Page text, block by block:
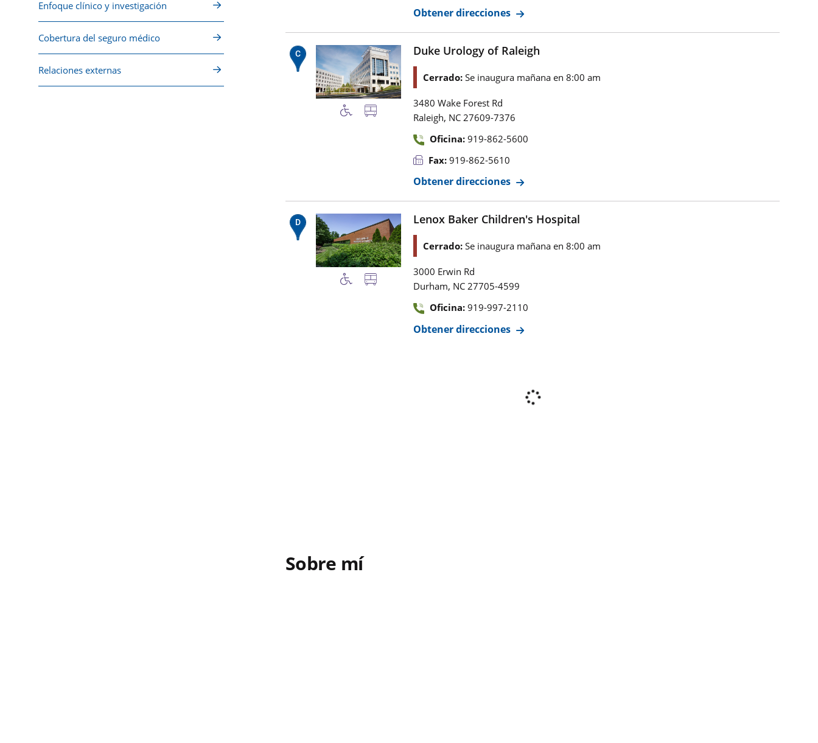
Enfoque clínico y investigación
Cobertura del seguro médico
Relaciones externas
Obtener direcciones
Duke Urology of Raleigh
Cerrado: Se inaugura mañana en 8:00 am
3480 Wake Forest Rd
Raleigh, NC 27609-7376
Oficina: 919-862-5600
Fax: 919-862-5610
Obtener direcciones
Lenox Baker Children's Hospital
Cerrado: Se inaugura mañana en 8:00 am
3000 Erwin Rd
Durham, NC 27705-4599
Oficina: 919-997-2110
Obtener direcciones
Sobre mí